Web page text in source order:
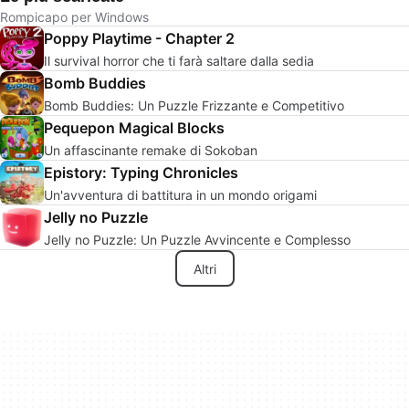
Rompicapo per Windows
Poppy Playtime - Chapter 2
Il survival horror che ti farà saltare dalla sedia
Bomb Buddies
Bomb Buddies: Un Puzzle Frizzante e Competitivo
Pequepon Magical Blocks
Un affascinante remake di Sokoban
Epistory: Typing Chronicles
Un'avventura di battitura in un mondo origami
Jelly no Puzzle
Jelly no Puzzle: Un Puzzle Avvincente e Complesso
Altri